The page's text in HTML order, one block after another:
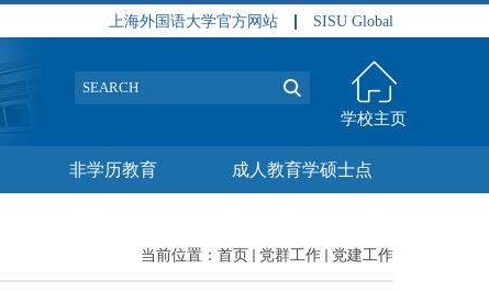
上海外国语大学官方网站 SISU Global
学校主页
非学历教育 成人教育学硕士点
当前位置： 首页 党群工作 党建工作